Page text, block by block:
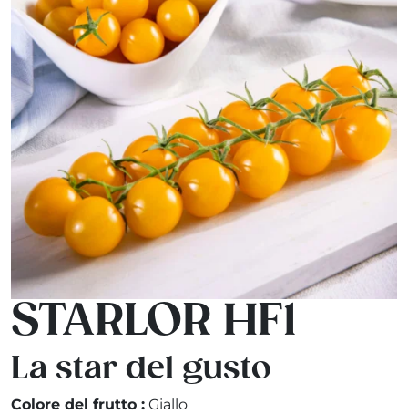
STARLOR HF1
La star del gusto
Colore del frutto : Giallo